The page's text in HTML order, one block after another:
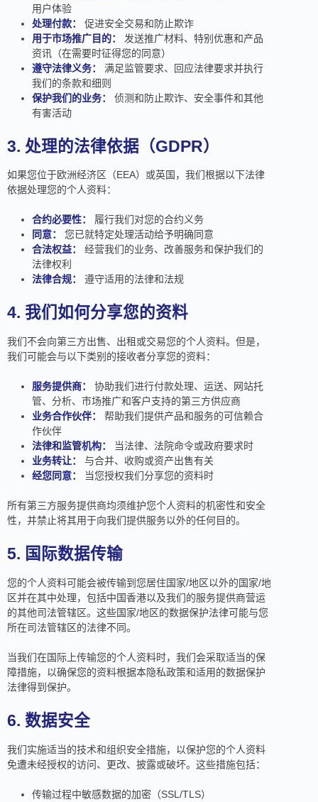
用户体验
处理付款：
促进安全交易和防止欺诈
用于市场推广目的：
发送推广材料、特别优惠和产品
资讯（在需要时征得您的同意）
遵守法律义务：
满足监管要求、回应法律要求并执行
我们的条款和细则
保护我们的业务：
侦测和防止欺诈、安全事件和其他
有害活动
3. 处理的法律依据（GDPR）
如果您位于欧洲经济区（EEA）或英国，我们根据以下法律
依据处理您的个人资料：
合约必要性：
履行我们对您的合约义务
同意：
您已就特定处理活动给予明确同意
合法权益：
经营我们的业务、改善服务和保护我们的
法律权利
法律合规：
遵守适用的法律和法规
4. 我们如何分享您的资料
我们不会向第三方出售、出租或交易您的个人资料。但是，
我们可能会与以下类别的接收者分享您的资料：
服务提供商：
协助我们进行付款处理、运送、网站托
管、分析、市场推广和客户支持的第三方供应商
业务合作伙伴：
帮助我们提供产品和服务的可信赖合
作伙伴
法律和监管机构：
当法律、法院命令或政府要求时
业务转让：
与合并、收购或资产出售有关
经您同意：
当您授权我们分享您的资料时
所有第三方服务提供商均须维护您个人资料的机密性和安全
性，并禁止将其用于向我们提供服务以外的任何目的。
5. 国际数据传输
您的个人资料可能会被传输到您居住国家/地区以外的国家/地
区并在其中处理，包括中国香港以及我们的服务提供商营运
的其他司法管辖区。这些国家/地区的数据保护法律可能与您
所在司法管辖区的法律不同。
当我们在国际上传输您的个人资料时，我们会采取适当的保
障措施，以确保您的资料根据本隐私政策和适用的数据保护
法律得到保护。
6. 数据安全
我们实施适当的技术和组织安全措施，以保护您的个人资料
免遭未经授权的访问、更改、披露或破坏。这些措施包括：
传输过程中敏感数据的加密（SSL/TLS）